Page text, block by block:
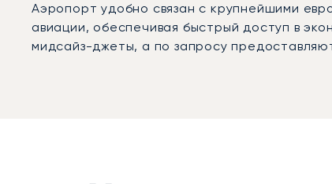
Аэропорт удобно связан с крупнейшими
авиации, обеспечивая быстрый доступ в
мидсайз-джеты, а по запросу